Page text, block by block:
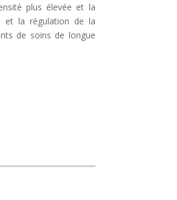
plus élevée et la
et la régulation de la
de soins de longue